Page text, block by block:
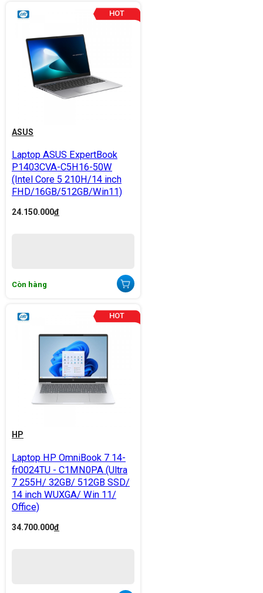
ASUS
Laptop ASUS ExpertBook
P1403CVA-C5H16-50W
(Intel Core 5 210H/14 inch
FHD/16GB/512GB/Win11)
24.150.000đ
Còn hàng
HP
Laptop HP OmniBook 7 14-
fr0024TU - C1MN0PA (Ultra
7 255H/ 32GB/ 512GB SSD/
14 inch WUXGA/ Win 11/
Office)
34.700.000đ